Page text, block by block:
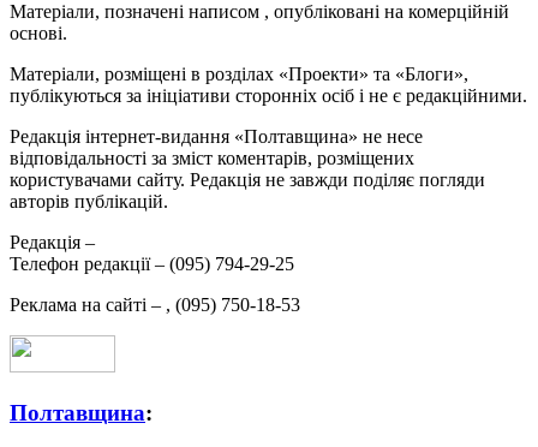
Матеріали, позначені написом , опубліковані на комерційній
основі.
Матеріали, розміщені в розділах «Проекти» та «Блоги»,
публікуються за ініціативи сторонніх осіб і не є редакційними.
Редакція інтернет-видання «Полтавщина» не несе
відповідальності за зміст коментарів, розміщених
користувачами сайту. Редакція не завжди поділяє погляди
авторів публікацій.
Редакція –
Телефон редакції – (095) 794-29-25
Реклама на сайті – , (095) 750-18-53
Полтавщина: